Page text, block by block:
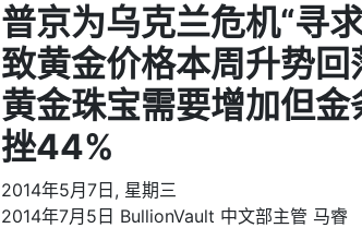
普京为乌克兰危机“寻
致黄金价格本周升势回
黄金珠宝需要增加但金
挫44%
2014年5月7日, 星期三
2014年7月5日 BullionVault 中文部主管 马睿